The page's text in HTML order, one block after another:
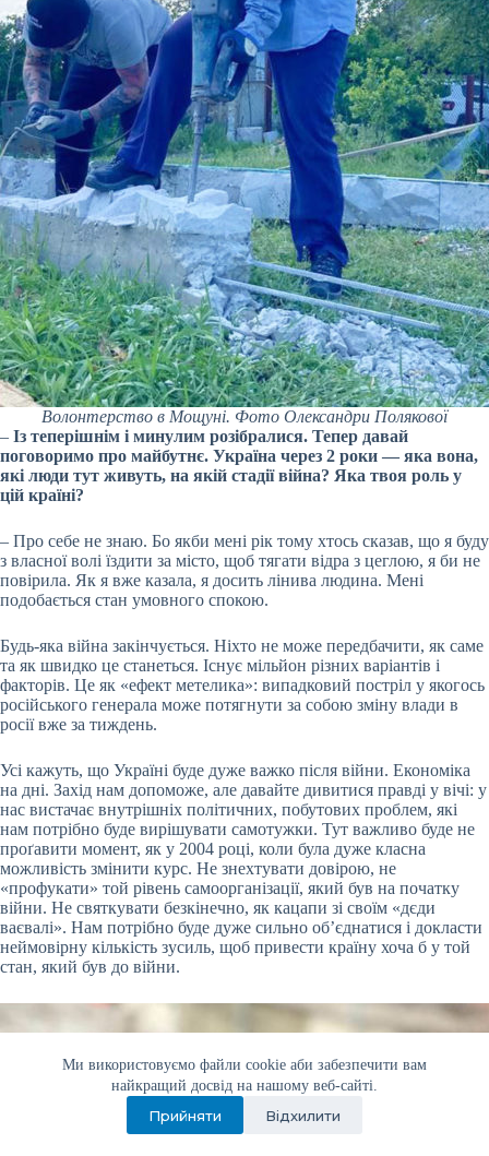
Ми використовуємо файли cookie аби забезпечити вам
найкращий досвід на нашому веб-сайті.
Прийняти Відхилити
Волонтерство в Мощуні. Фото Олександри Полякової
– Із теперішнім і минулим розібралися. Тепер давай
поговоримо про майбутнє. Україна через 2 роки — яка вона,
які люди тут живуть, на якій стадії війна? Яка твоя роль у
цій країні?
– Про себе не знаю. Бо якби мені рік тому хтось сказав, що я буду
з власної волі їздити за місто, щоб тягати відра з цеглою, я би не
повірила. Як я вже казала, я досить лінива людина. Мені
подобається стан умовного спокою.
Будь-яка війна закінчується. Ніхто не може передбачити, як саме
та як швидко це станеться. Існує мільйон різних варіантів і
факторів. Це як «ефект метелика»: випадковий постріл у якогось
російського генерала може потягнути за собою зміну влади в
росії вже за тиждень.
Усі кажуть, що Україні буде дуже важко після війни. Економіка
на дні. Захід нам допоможе, але давайте дивитися правді у вічі: у
нас вистачає внутрішніх політичних, побутових проблем, які
нам потрібно буде вирішувати самотужки. Тут важливо буде не
проґавити момент, як у 2004 році, коли була дуже класна
можливість змінити курс. Не знехтувати довірою, не
«профукати» той рівень самоорганізації, який був на початку
війни. Не святкувати безкінечно, як кацапи зі своїм «дєди
ваєвалі». Нам потрібно буде дуже сильно об’єднатися і докласти
неймовірну кількість зусиль, щоб привести країну хоча б у той
стан, який був до війни.